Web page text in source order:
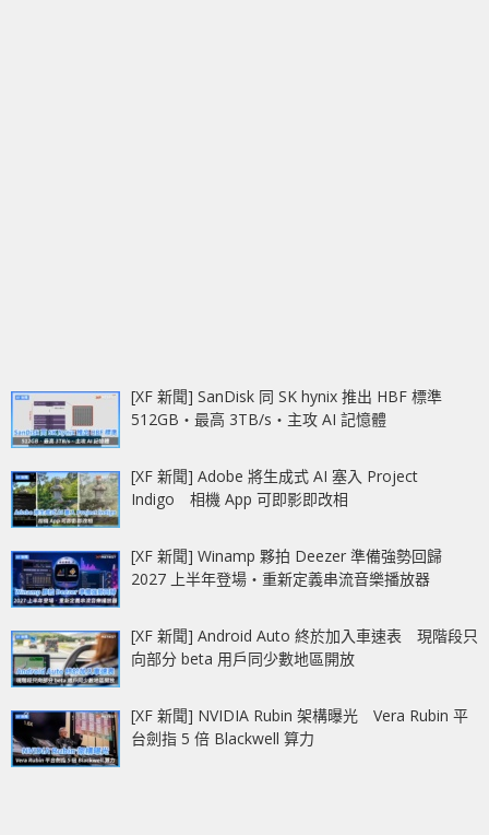
[XF 新聞] SanDisk 同 SK hynix 推出 HBF 標準
512GB‧最高 3TB/s‧主攻 AI 記憶體
[XF 新聞] Adobe 將生成式 AI 塞入 Project
Indigo 相機 App 可即影即改相
[XF 新聞] Winamp 夥拍 Deezer 準備強勢回歸
2027 上半年登場‧重新定義串流音樂播放器
[XF 新聞] Android Auto 終於加入車速表 現階段只
向部分 beta 用戶同少數地區開放
[XF 新聞] NVIDIA Rubin 架構曝光 Vera Rubin 平
台劍指 5 倍 Blackwell 算力